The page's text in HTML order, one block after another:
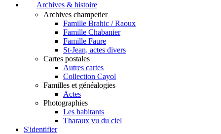
Archives & histoire
Archives champetier
Famille Brahic / Raoux
Famille Chabanier
Famille Faure
St-Jean, actes divers
Cartes postales
Autres cartes
Collection Cayol
Familles et généalogies
Actes
Photographies
Les habitants
Tharaux vu du ciel
S'identifier